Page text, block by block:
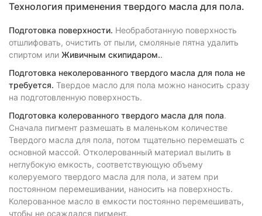
Технология применения твердого масла для пола.
Подготовка поверхности. Необработанную поверхность
отшлифовать, очистить от пыли, смоляные пятна удалить
спиртом или Живичным скипидаром..
Подготовка неколерованного твердого масла для пола не
требуется. Твердое масло для пола можно наносить сразу
на подготовленную поверхность.
Подготовка колерованного твердого масла для пола.
Cначала пигмент размешать в маленьком количестве
Твердого масла для пола, потом тщательно перемешать с
основной массой. Отколерованный материал вылить в
неглубокую емкость, соответствующую объему
колеруемого твердого масла для пола, и затем при
постоянном перемешивании, наносить на поверхность.
Колерованное масло в емкости постоянно перемешивать,
чтобы не осаждался пигмент.